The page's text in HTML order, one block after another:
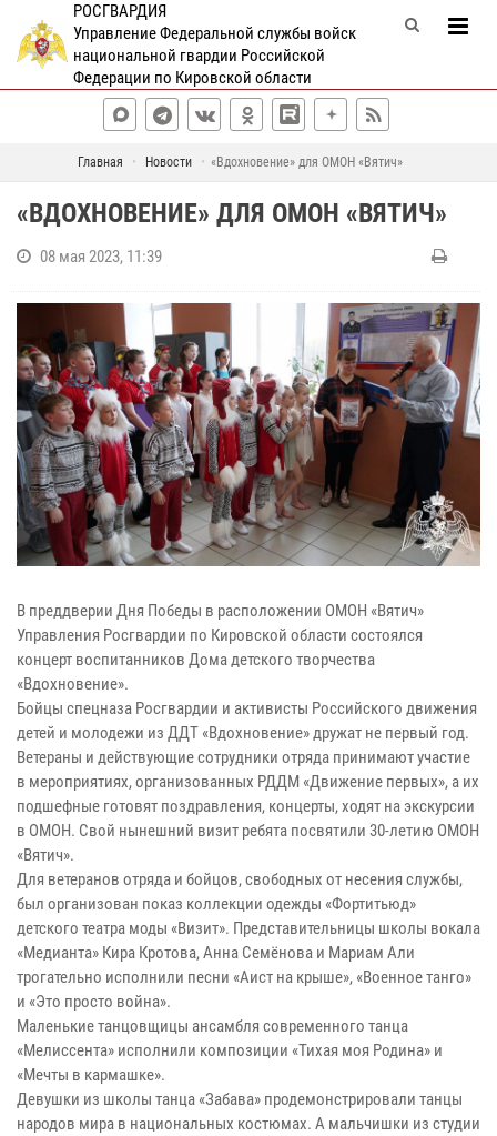
РОСГВАРДИЯ
Управление Федеральной службы войск
национальной гвардии Российской
Федерации по Кировской области
Главная Новости «Вдохновение» для ОМОН «Вятич»
«ВДОХНОВЕНИЕ» ДЛЯ ОМОН «ВЯТИЧ»
08 мая 2023, 11:39
В преддверии Дня Победы в расположении ОМОН «Вятич»
Управления Росгвардии по Кировской области состоялся
концерт воспитанников Дома детского творчества
«Вдохновение».
Бойцы спецназа Росгвардии и активисты Российского движения
детей и молодежи из ДДТ «Вдохновение» дружат не первый год.
Ветераны и действующие сотрудники отряда принимают участие
в мероприятиях, организованных РДДМ «Движение первых», а их
подшефные готовят поздравления, концерты, ходят на экскурсии
в ОМОН. Свой нынешний визит ребята посвятили 30-летию ОМОН
«Вятич».
Для ветеранов отряда и бойцов, свободных от несения службы,
был организован показ коллекции одежды «Фортитьюд»
детского театра моды «Визит». Представительницы школы вокала
«Медианта» Кира Кротова, Анна Семёнова и Мариам Али
трогательно исполнили песни «Аист на крыше», «Военное танго»
и «Это просто война».
Маленькие танцовщицы ансамбля современного танца
«Мелиссента» исполнили композиции «Тихая моя Родина» и
«Мечты в кармашке».
Девушки из школы танца «Забава» продемонстрировали танцы
народов мира в национальных костюмах. А мальчишки из студии